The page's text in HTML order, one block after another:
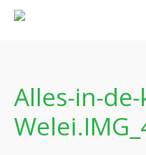
Boeken
Verhalen
Alles-in-